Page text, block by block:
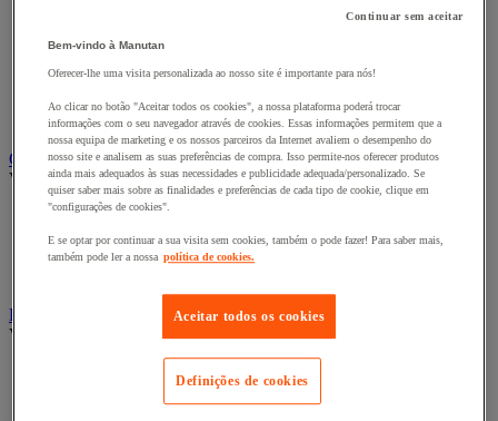
Carro para carga comprida e volumosa
Carros de preparação de encomendas
Reboque industrial
Serviço e Manipulação
Contentor móvel gradeado
Ver todas as categorias
Acessórios para contentor móvel
Contentor móvel de segurança
Contentor móvel encaixável
Empilhador, Mesa Elevatória e Sistemas de Elevação
Ver todas as categorias
Continuar sem aceitar
Bem-vindo à Manutan
Oferecer-lhe uma visita personalizada ao nosso site é importante para nós!
Ao clicar no botão "Aceitar todos os cookies", a nossa plataforma poderá trocar
informações com o seu navegador através de cookies. Essas informações permitem que a
nossa equipa de marketing e os nossos parceiros da Internet avaliem o desempenho do
nosso site e analisem as suas preferências de compra. Isso permite-nos oferecer produtos
ainda mais adequados às suas necessidades e publicidade adequada/personalizado. Se
quiser saber mais sobre as finalidades e preferências de cada tipo de cookie, clique em
"configurações de cookies".
E se optar por continuar a sua visita sem cookies, também o pode fazer! Para saber mais,
também pode ler a nossa política de cookies.
Aceitar todos os cookies
Definições de cookies